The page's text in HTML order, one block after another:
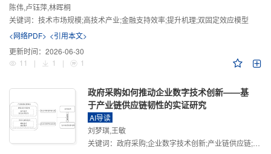
陈伟,卢钰萍,林晖桐
关键词： 技术市场规模;高技术产业;金融支持效率;提升机理;双固定效应模型
<网络PDF> <引用本文>
更新时间： 2026-06-30
11
| 1 | 1
政府采购如何推动企业数字技术创新——基
于产业链供应链韧性的实证研究
AI导读
刘梦琪,王敏
关键词： 政府采购;企业数字技术创新;产业链供应链;产业链供应链韧性;需求侧财政政策